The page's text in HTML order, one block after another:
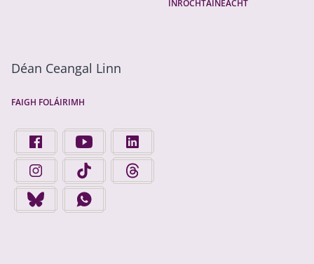
INROCHTAINEACHT
Déan Ceangal Linn
FAIGH FOLÁIRIMH
FIND US ON FACEBOOK - OPENS IN A NEW TAB
FINGAL COUNTY COUNCIL ON YOUTUBE -
FINGAL COUNTY COUNCIL ON
FINGAL COUNTY COUNCIL ON INSTAGRAM - OPENS IN A
FINGAL COUNTY COUNCIL ON TIKTOK - OPENS
FINGAL COUNTY COUNCIL ON
FINGAL COUNTY COUNCIL ON BLUESKY - OPENS IN A NEW
FINGAL COUNTY COUNCIL ON WHATSAPP -